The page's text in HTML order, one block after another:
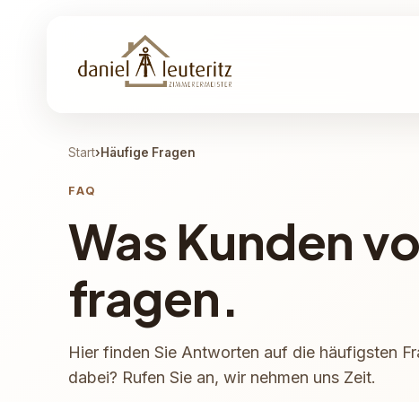
Start›Häufige Fragen
FAQ
Was Kunden
fragen.
Hier finden Sie Antworten auf die häufigsten
dabei? Rufen Sie an, wir nehmen uns Zeit.